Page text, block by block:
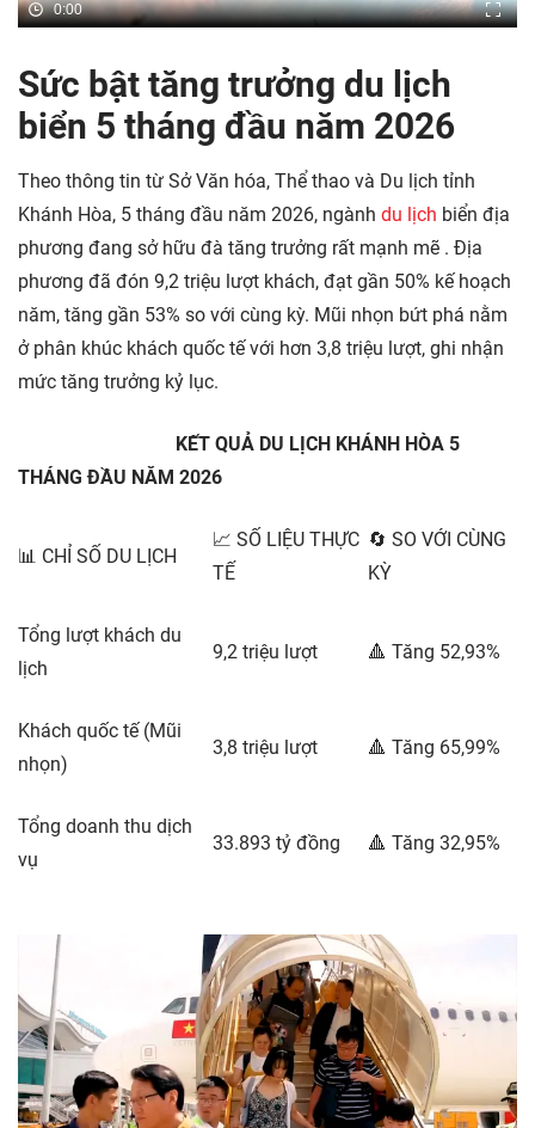
0:00
Sức bật tăng trưởng du lịch
biển 5 tháng đầu năm 2026
Theo thông tin từ Sở Văn hóa, Thể thao và Du lịch tỉnh
Khánh Hòa, 5 tháng đầu năm 2026, ngành du lịch biển địa
phương đang sở hữu đà tăng trưởng rất mạnh mẽ . Địa
phương đã đón 9,2 triệu lượt khách, đạt gần 50% kế hoạch
năm, tăng gần 53% so với cùng kỳ. Mũi nhọn bứt phá nằm
ở phân khúc khách quốc tế với hơn 3,8 triệu lượt, ghi nhận
mức tăng trưởng kỷ lục.
KẾT QUẢ DU LỊCH KHÁNH HÒA 5
THÁNG ĐẦU NĂM 2026
📊 CHỈ SỐ DU LỊCH
📈 SỐ LIỆU THỰC
TẾ
🔄 SO VỚI CÙNG
KỲ
Tổng lượt khách du
lịch
9,2 triệu lượt 🔺 Tăng 52,93%
Khách quốc tế (Mũi
nhọn)
3,8 triệu lượt 🔺 Tăng 65,99%
Tổng doanh thu dịch
vụ
33.893 tỷ đồng 🔺 Tăng 32,95%